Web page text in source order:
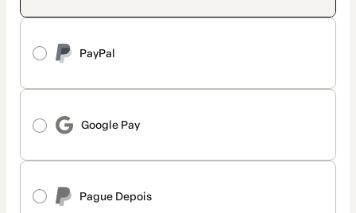
PayPal
Google Pay
Pague Depois